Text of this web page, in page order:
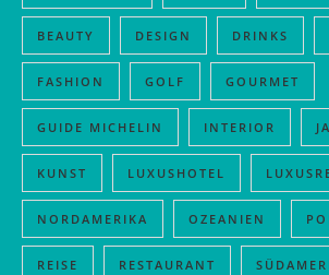
BEAUTY DESIGN DRINKS
FASHION GOLF GOURMET
GUIDE MICHELIN INTERIOR
KUNST LUXUSHOTEL
NORDAMERIKA OZEANIEN
REISE RESTAURANT